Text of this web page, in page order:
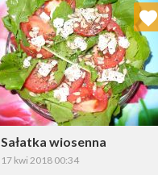
Sałatka wiosenna
17 kwi 2018 00:34
Dodaj do ulubionych
Wybierz listę: